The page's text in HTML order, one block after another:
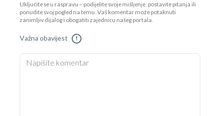
Uključite se u raspravu – podijelite svoje mišljenje, postavite pitanja ili
ponudite svoj pogled na temu. Vaš komentar može potaknuti
zanimljiv dijalog i obogatiti zajednicu našeg portala.
Važna obavijest !